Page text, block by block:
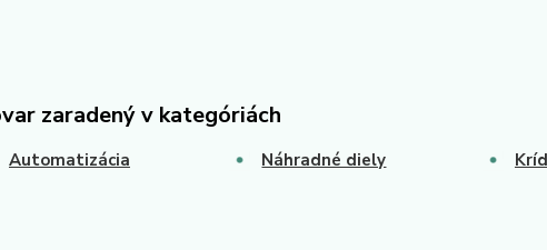
zaradený v kategóriách
Automatizácia Náhradné diely